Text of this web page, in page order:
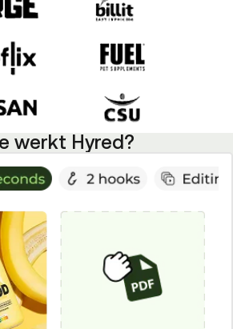
werkt Hyred?